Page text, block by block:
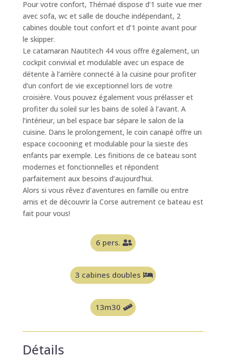
Pour votre confort, Thémaé dispose d’1 suite vue mer
avec sofa, wc et salle de douche indépendant, 2
cabines double tout confort et d’1 pointe avant pour
le skipper.
Le catamaran Nautitech 44 vous offre également, un
cockpit convivial et modulable avec un espace de
détente à l’arrière connecté à la cuisine pour profiter
d’un confort de vie exceptionnel lors de votre
croisière. Vous pouvez également vous prélasser et
profiter du soleil sur les bains de soleil à l’avant. A
l’intérieur, un bel espace bar sépare le salon de la
cuisine. Dans le prolongement, le coin canapé offre un
espace cocooning et modulable pour la sieste des
enfants par exemple. Les finitions de ce bateau sont
modernes et fonctionnelles et répondent
parfaitement aux besoins d’aujourd’hui.
Alors si vous rêvez d’aventures en famille ou entre
amis et de découvrir la Corse autrement ce bateau est
fait pour vous!
6 pers.
3 cabines doubles
13m30
Détails